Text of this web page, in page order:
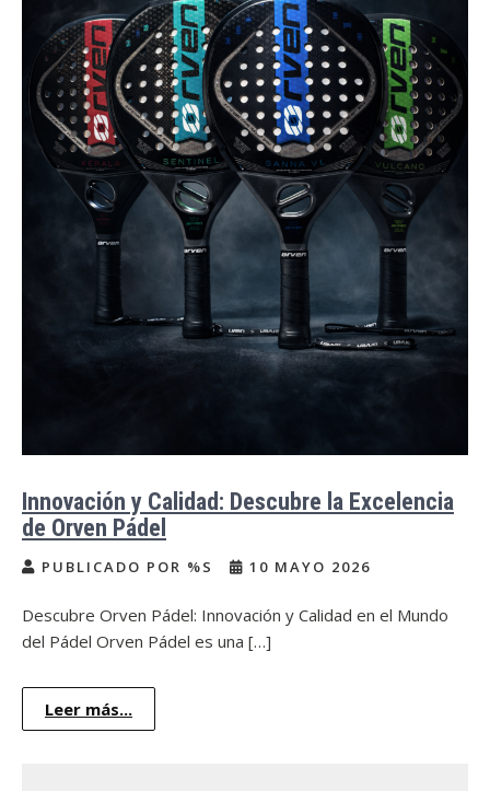
Innovación y Calidad: Descubre la Excelencia
de Orven Pádel
PUBLICADO POR %S 10 MAYO 2026
Descubre Orven Pádel: Innovación y Calidad en el Mundo
del Pádel Orven Pádel es una […]
Leer más...